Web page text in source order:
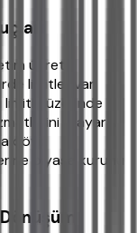
ücreti
limitler var.
limitin üzerinde
arayarak
döviz
piyasa kurunu